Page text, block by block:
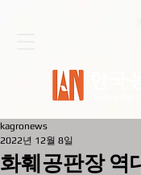
화훼공판장 역
kagronews
2022년 12월 8일